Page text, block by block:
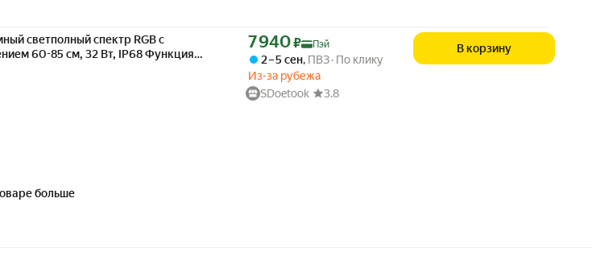
светполный спектр RGB с
60-85 см, 32 Вт, IP68 Функция
Цена с картой Яндекс Пэй 7940 ₽ вместо
7 940₽ Пэй
2 – 5 сен, ПВЗ По клику
Из-за рубежа
SDoetook
3.8
В корзину
больше